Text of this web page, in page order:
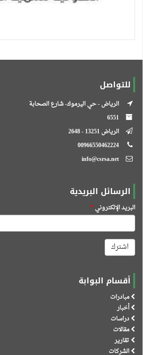
للتواصل
الرياض - حي اليرموك- شارع الصحابة
الرياض 13251 - 2648
الرسائل البريدية
البريد الإلكتروني*
اشترك
أقسام البوابة
مبادرات
أخبار
دراسات
مقالات
تقارير
الشركات